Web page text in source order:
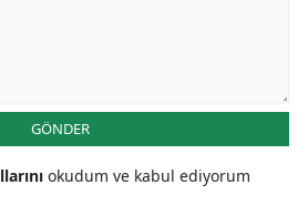
GÖNDER
okudum ve kabul ediyorum